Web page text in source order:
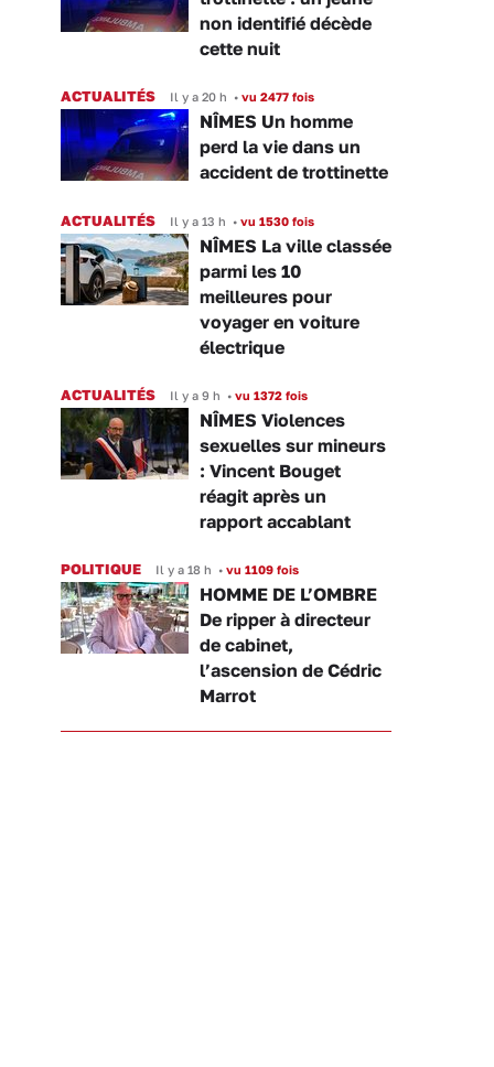
non identifié décède
cette nuit
ACTUALITÉS Il y a 20 h • vu 2477 fois
NÎMES Un homme
perd la vie dans un
accident de trottinette
ACTUALITÉS Il y a 13 h • vu 1530 fois
NÎMES La ville classée
parmi les 10
meilleures pour
voyager en voiture
électrique
ACTUALITÉS Il y a 9 h • vu 1372 fois
NÎMES Violences
sexuelles sur mineurs
: Vincent Bouget
réagit après un
rapport accablant
POLITIQUE Il y a 18 h • vu 1109 fois
HOMME DE L’OMBRE
De ripper à directeur
de cabinet,
l’ascension de Cédric
Marrot